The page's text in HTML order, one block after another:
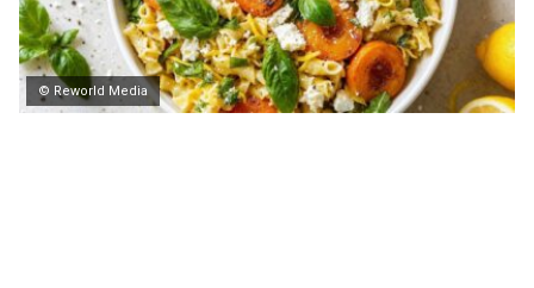
© Reworld Media